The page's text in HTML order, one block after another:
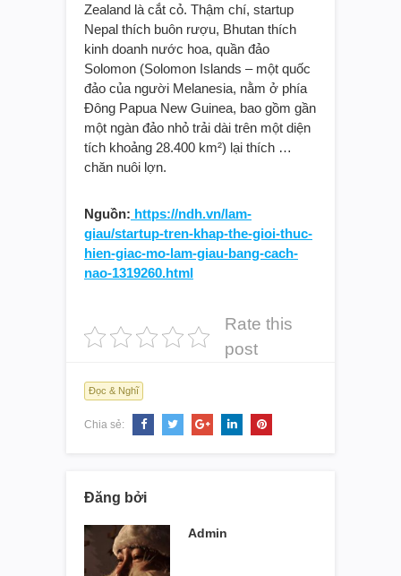
Zealand là cắt cỏ. Thậm chí, startup
Nepal thích buôn rượu, Bhutan thích
kinh doanh nước hoa, quần đảo
Solomon (Solomon Islands – một quốc
đảo của người Melanesia, nằm ở phía
Đông Papua New Guinea, bao gồm gần
một ngàn đảo nhỏ trải dài trên một diện
tích khoảng 28.400 km²) lại thích …
chăn nuôi lợn.
Nguồn: https://ndh.vn/lam-
giau/startup-tren-khap-the-gioi-thuc-
hien-giac-mo-lam-giau-bang-cach-
nao-1319260.html
Rate this
post
Đọc & Nghĩ
Chia sẻ:
Đăng bởi
Admin